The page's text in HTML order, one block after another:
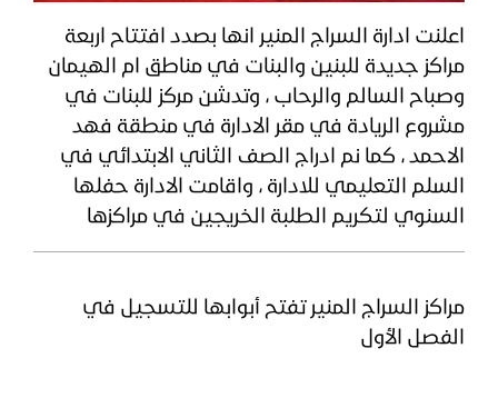
اعلنت ادارة السراج المنير انها بصدد افتتاح اربعة
مراكز جديدة للبنين والبنات في مناطق ام الهيمان
وصباح السالم والرحاب ، وتدشن مركز للبنات في
مشروع الريادة في مقر الادارة في منطقة فهد
الاحمد ، كما نم ادراج الصف الثاني الابتدائي في
السلم التعليمي للادارة ، واقامت الادارة حفلها
السنوي لتكريم الطلبة الخريجين في مراكزها
مراكز السراج المنير تفتح أبوابها للتسجيل في
الفصل الأول